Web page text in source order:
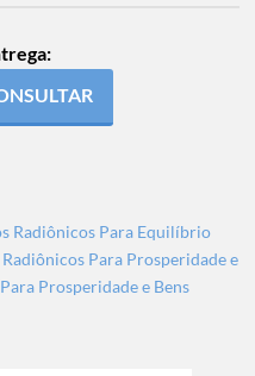
Radiônicos Para Equilíbrio
Para Prosperidade e
Prosperidade e Bens